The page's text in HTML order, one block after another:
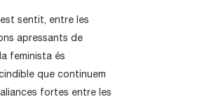
sentit, entre les
apressants de
feminista és
que continuem
fortes entre les